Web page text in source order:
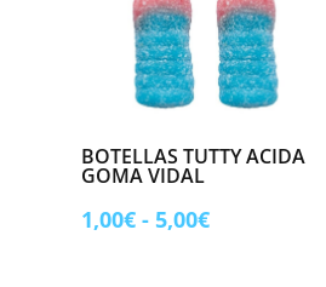
BOTELLAS TUTTY ACIDA
GOMA VIDAL
1,00€ - 5,00€Rango